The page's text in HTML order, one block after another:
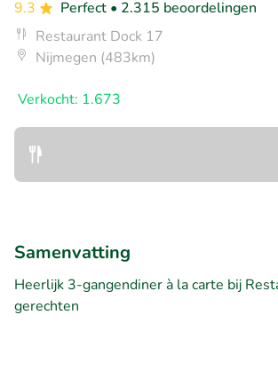
9.3 Perfect • 2.315 beoordelingen
Restaurant Dock 17
Nijmegen (483km)
Verkocht: 1.673
Samenvatting
Heerlijk 3-gangendiner à la carte bij
gerechten